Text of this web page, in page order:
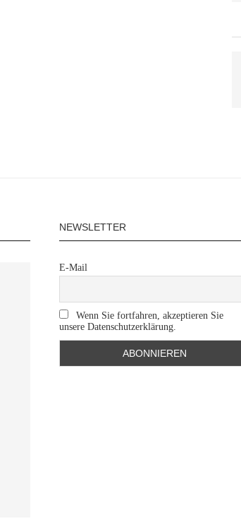
NEWSLETTER
E-Mail
Wenn Sie fortfahren, akzeptieren Sie
unsere Datenschutzerklärung.